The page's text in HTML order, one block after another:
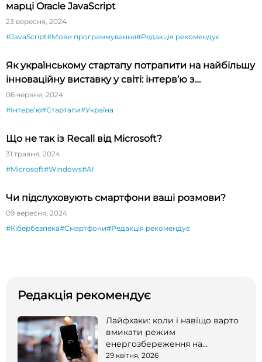
марці Oracle JavaScript
23 вересня, 2024
#JavaScript#Мови программування#Редакція рекомендує
Як українському стартапу потрапити на найбільшу
інноваційну виставку у світі: інтерв’ю з
президентом CES Гері Шапіро
06 червня, 2024
#Інтервʼю#Стартапи#Україна
Що не так із Recall від Microsoft?
31 травня, 2024
#Microsoft#Windows#AI
Чи підслуховують смартфони ваші розмови?
09 вересня, 2024
#Кібербезпека#Смартфони#Редакція рекомендує
Редакція рекомендує
Лайфхаки: коли і навіщо варто
вмикати режим
енергозбереження на
смартфоні
29 квітня, 2026